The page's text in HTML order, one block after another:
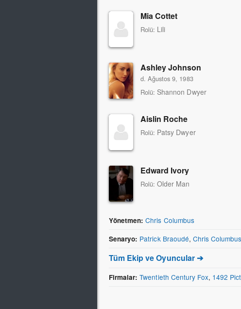
Mia Cottet
Rolü: Lili
Ashley Johnson
d. Ağustos 9, 1983
Rolü: Shannon Dwyer
Aislin Roche
Rolü: Patsy Dwyer
Edward Ivory
Rolü: Older Man
Yönetmen: Chris Columbus
Senaryo: Patrick Braoudé, Chris Columbus
Tüm Ekip ve Oyuncular ➔
Firmalar: Twentieth Century Fox, 1492